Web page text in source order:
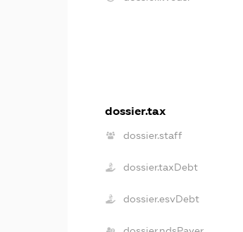
dossier.tax
dossier.staff
dossier.taxDebt
dossier.esvDebt